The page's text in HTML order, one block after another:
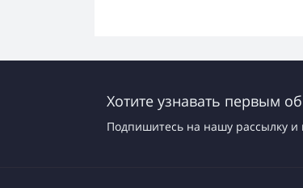
Хотите узнавать первым
Подпишитесь на нашу рассылку и